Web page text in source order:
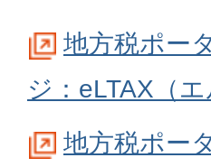
地方税ポー
ジ：eLTAX（
地方税ポー